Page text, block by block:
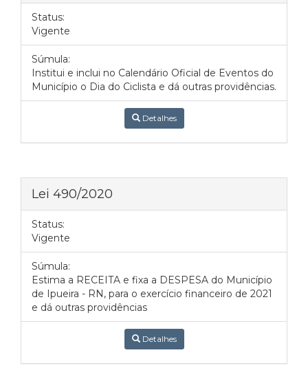
Status:
Vigente
Súmula:
Institui e inclui no Calendário Oficial de Eventos do
Município o Dia do Ciclista e dá outras providências.
Detalhes
Lei 490/2020
Status:
Vigente
Súmula:
Estima a RECEITA e fixa a DESPESA do Município
de Ipueira - RN, para o exercício financeiro de 2021
e dá outras providências
Detalhes